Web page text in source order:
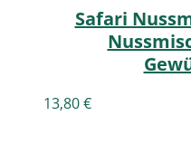
Safari
13,80€